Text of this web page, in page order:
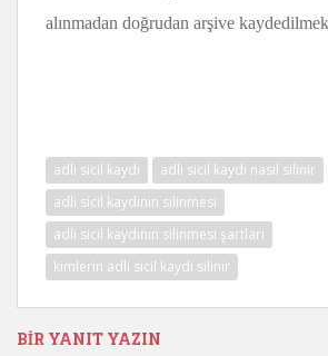
alınmadan doğrudan arşive
Hukuk
adli sicil kaydı
adli sicil kaydı nasıl silinir
adli sicil kaydının silinmesi
adli sicil kaydının silinmesi şartları
kimlerin adli sicil kaydı silinir
BIR YANIT YAZIN